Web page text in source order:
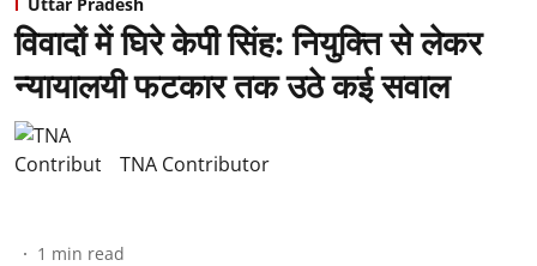
विवादों में घिरे केपी सिंह: नियुक्ति से लेकर
न्यायालयी फटकार तक उठे कई सवाल
TNA Contributor
1 min read